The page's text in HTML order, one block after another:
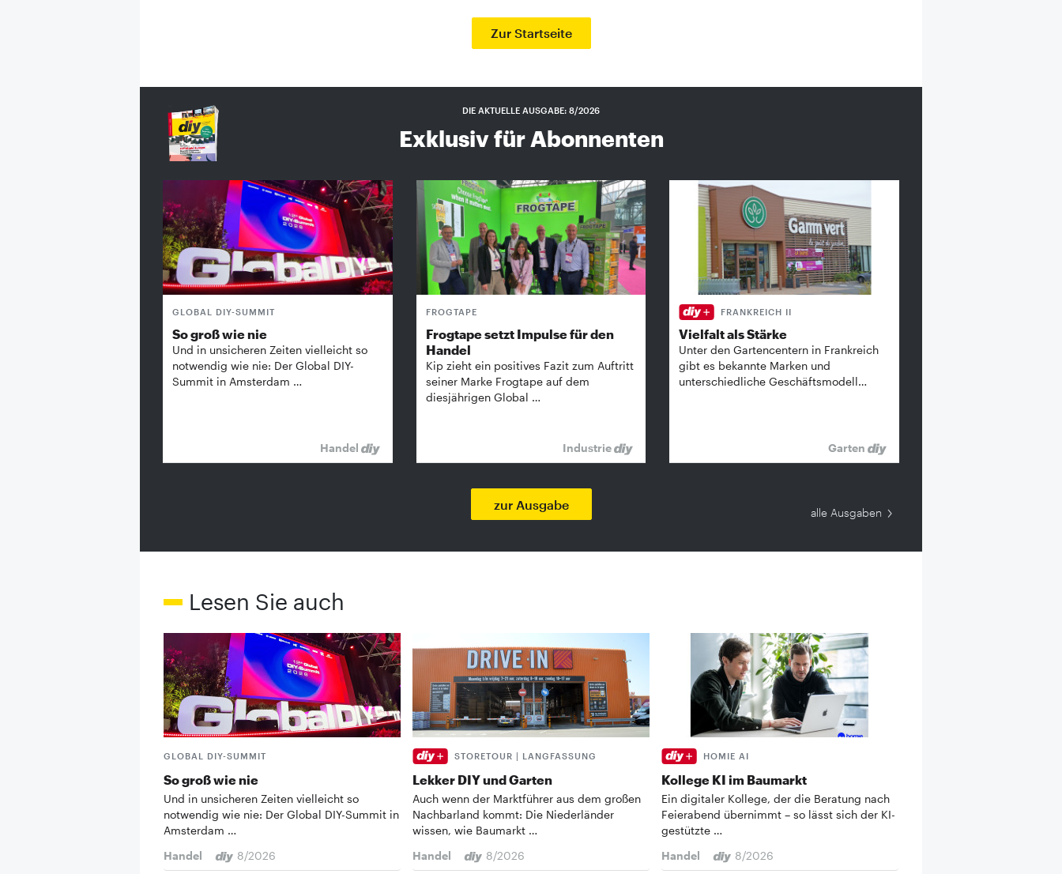
Zur Startseite
DIE AKTUELLE AUSGABE: 8/2026
Exklusiv für Abonnenten
GLOBAL DIY-SUMMIT
So groß wie nie
Und in unsicheren Zeiten vielleicht so
notwendig wie nie: Der Global DIY-
Summit in Amsterdam …
Handel
FROGTAPE
Frogtape setzt Impulse für den
Handel
Kip zieht ein positives Fazit zum Auftritt
seiner Marke Frogtape auf dem
diesjährigen Global …
Industrie
FRANKREICH II
Vielfalt als Stärke
Unter den Gartencentern in Frankreich
gibt es bekannte ­Marken und
unterschiedliche Geschäftsmodell…
Garten
zur Ausgabe
alle Ausgaben
Lesen Sie auch
GLOBAL DIY-SUMMIT
So groß wie nie
Und in unsicheren Zeiten vielleicht so
notwendig wie nie: Der Global DIY-Summit in
Amsterdam …
Handel
8/2026
STORETOUR | LANGFASSUNG
Lekker DIY und Garten
Auch wenn der Marktführer aus dem großen
Nachbarland kommt: Die Niederländer
wissen, wie Baumarkt …
Handel
8/2026
HOMIE AI
Kollege KI im Baumarkt
Ein digitaler Kollege, der die Beratung nach
Feierabend übernimmt – so lässt sich der KI-
gestützte …
Handel
8/2026